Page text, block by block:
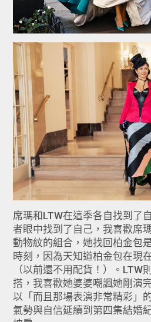
席瑪和LTW在這季各自找到了
者眼中找到了自己，我喜歡席
動物紋的組合，她找回柏金包
時刻，因為天知道柏金包在現
（以前還不用配貨！）。LTW
搭，我喜歡她婆婆嘲諷她剛演
以「而且那場表演非常精彩」
氣勢與自信延續到第四集結婚